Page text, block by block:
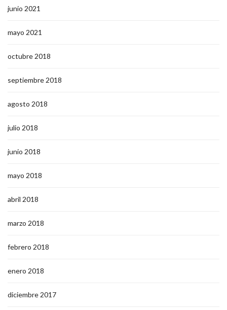
junio 2021
mayo 2021
octubre 2018
septiembre 2018
agosto 2018
julio 2018
junio 2018
mayo 2018
abril 2018
marzo 2018
febrero 2018
enero 2018
diciembre 2017